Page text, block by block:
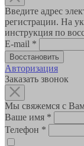
Введите адрес
регистрации. На
инструкция по
E-mail *
Авторизация
Заказать звонок
Мы свяжемся с
Ваше имя *
Телефон *